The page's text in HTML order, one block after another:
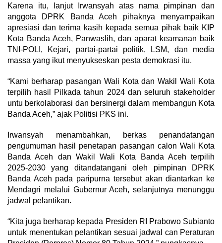
Karena itu, lanjut Irwansyah atas nama pimpinan dan
anggota DPRK Banda Aceh pihaknya menyampaikan
apresiasi dan terima kasih kepada semua pihak baik KIP
Kota Banda Aceh, Panwaslih, dan aparat keamanan baik
TNI-POLI, Kejari, partai-partai politik, LSM, dan media
massa yang ikut menyukseskan pesta demokrasi itu.
“Kami berharap pasangan Wali Kota dan Wakil Wali Kota
terpilih hasil Pilkada tahun 2024 dan seluruh stakeholder
untu berkolaborasi dan bersinergi dalam membangun Kota
Banda Aceh,” ajak Politisi PKS ini.
Irwansyah menambahkan, berkas penandatangan
pengumuman hasil penetapan pasangan calon Wali Kota
Banda Aceh dan Wakil Wali Kota Banda Aceh terpilih
2025-2030 yang ditandatangani oleh pimpinan DPRK
Banda Aceh pada paripurna tersebut akan diantarkan ke
Mendagri melalui Gubernur Aceh, selanjutnya menunggu
jadwal pelantikan.
“Kita juga berharap kepada Presiden RI Prabowo Subianto
untuk menentukan pelantikan sesuai jadwal can Peraturan